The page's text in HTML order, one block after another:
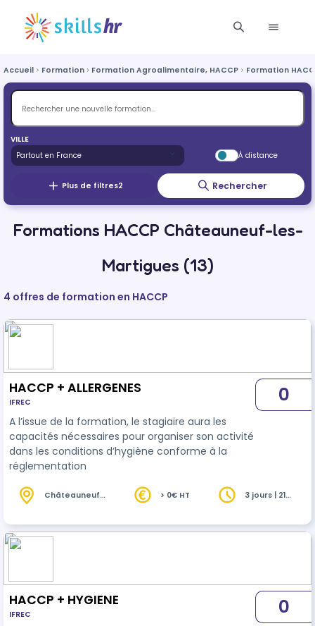
Accueil Formation Formation Agroalimentaire, HACCP Formation
VILLE
À distance
Plus de filtres2 Rechercher
Formations HACCP Châteauneuf-les-
Martigues (13)
4 offres de formation en HACCP
HACCP + ALLERGENES
IFREC
A l’issue de la formation, le stagiaire aura les
capacités nécessaires pour organiser son activité
dans les conditions d’hygiène conforme à la
réglementation
0
Châteauneuf-
> 0€ HT
3 jours | 21
HACCP + HYGIENE
IFREC 0